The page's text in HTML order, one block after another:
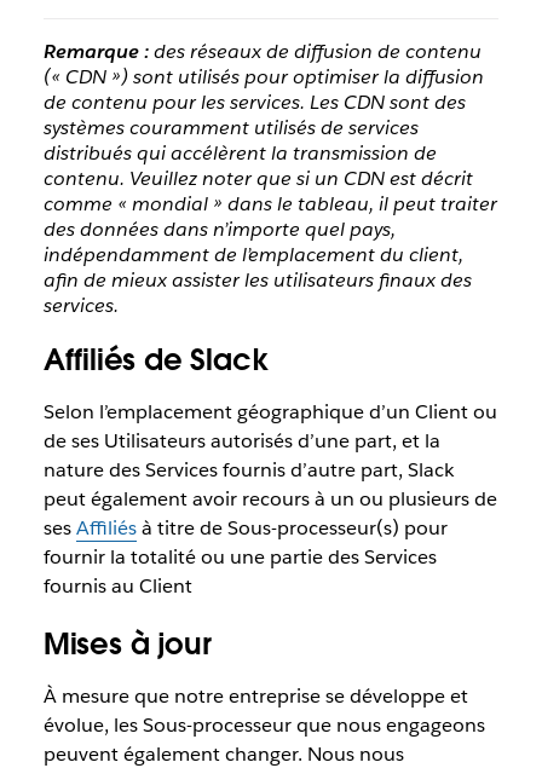
Remarque :des réseaux de diffusion de contenu
(« CDN ») sont utilisés pour optimiser la diffusion
de contenu pour les services. Les CDN sont des
systèmes couramment utilisés de services
distribués qui accélèrent la transmission de
contenu. Veuillez noter que si un CDN est décrit
comme « mondial » dans le tableau, il peut traiter
des données dans n’importe quel pays,
indépendamment de l’emplacement du client,
afin de mieux assister les utilisateurs finaux des
services.
Affiliés de Slack
Selon l’emplacement géographique d’un Client ou
de ses Utilisateurs autorisés d’une part, et la
nature des Services fournis d’autre part, Slack
peut également avoir recours à un ou plusieurs de
sesAffiliésà titre de Sous-processeur(s) pour
fournir la totalité ou une partie des Services
fournis au Client
Mises à jour
À mesure que notre entreprise se développe et
évolue, les Sous-processeur que nous engageons
peuvent également changer. Nous nous